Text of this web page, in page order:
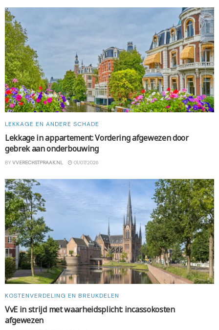
LEKKAGE EN ANDERE SCHADE
Lekkage in appartement: Vordering afgewezen door
gebrek aan onderbouwing
BY VVERECHSTPRAAK.NL 01/07/2026
KOSTENVERDELING EN BREUKDELEN
VvE in strijd met waarheidsplicht: incassokosten
afgewezen